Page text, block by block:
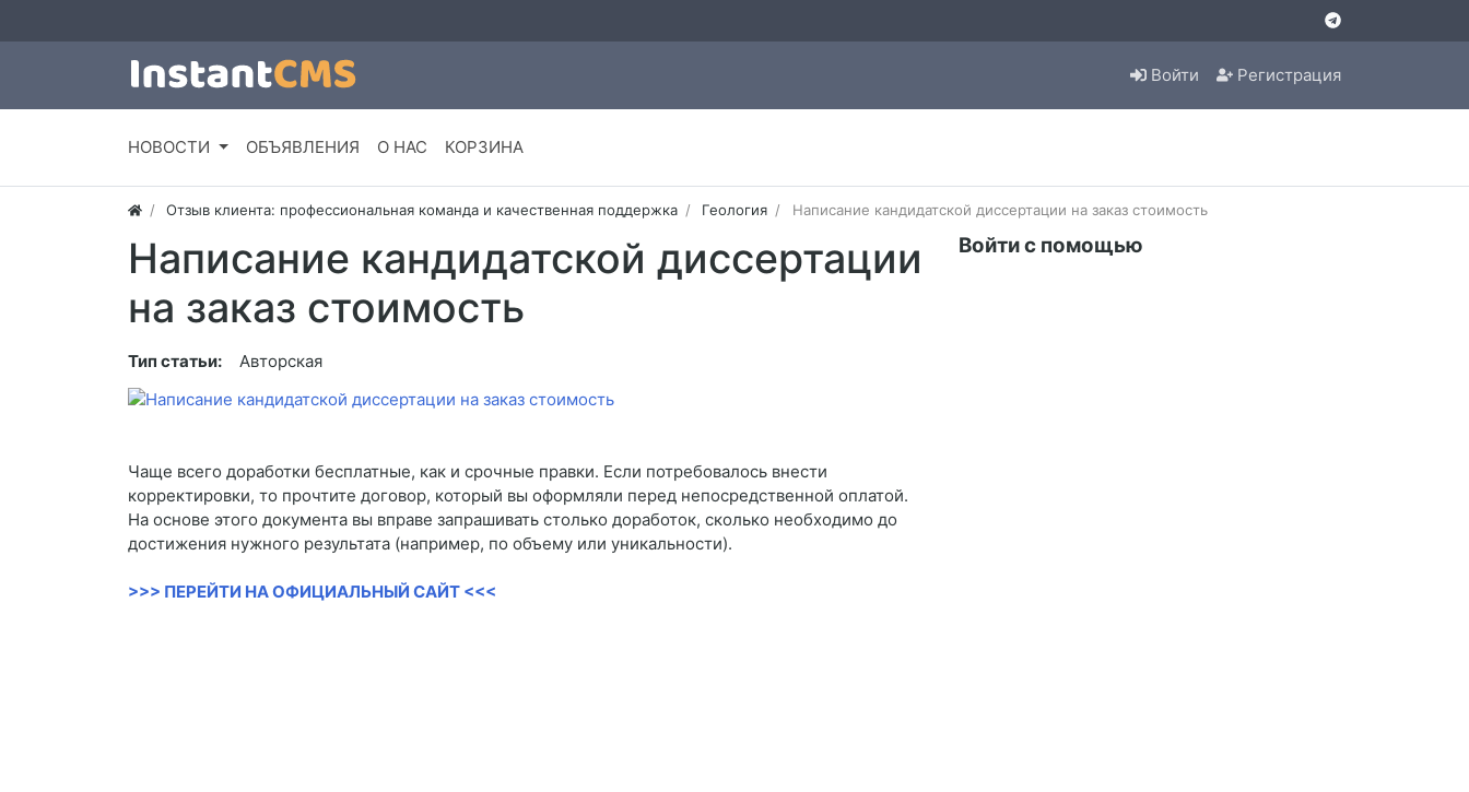
Войти Регистрация
НОВОСТИ ОБЪЯВЛЕНИЯ О НАС КОРЗИНА
Отзыв клиента: профессиональная команда и качественная поддержка Геология Написание кандидатской диссертации на заказ стоимость
Написание кандидатской диссертации
на заказ стоимость
Тип статьи: Авторская
Чаще всего доработки бесплатные, как и срочные правки. Если потребовалось внести
корректировки, то прочтите договор, который вы оформляли перед непосредственной оплатой.
На основе этого документа вы вправе запрашивать столько доработок, сколько необходимо до
достижения нужного результата (например, по объему или уникальности).
>>> ПЕРЕЙТИ НА ОФИЦИАЛЬНЫЙ САЙТ <<<
Войти с помощью